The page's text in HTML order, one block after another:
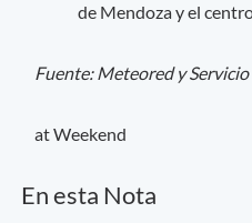
de Mendoza y el
Fuente: Meteored y
at Weekend
En esta Nota